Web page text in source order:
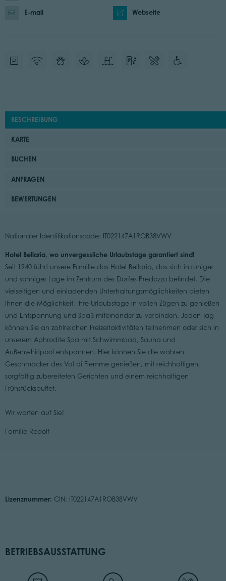
E-mail Webseite
BESCHREIBUNG
KARTE
BUCHEN
ANFRAGEN
BEWERTUNGEN
Nationaler Identifikationscode: IT022147A1ROB38VWV
Hotel Bellaria, wo unvergessliche Urlaubstage garantiert sind!
Seit 1940 führt unsere Familie das Hotel Bellaria, das sich in ruhiger
und sonniger Lage im Zentrum des Dorfes Predazzo befindet. Die
vielseitigen und einladenden Unterhaltungsmöglichkeiten bieten
Ihnen die Möglichkeit, Ihre Urlaubstage in vollen Zügen zu genießen
und Entspannung und Spaß miteinander zu verbinden. Jeden Tag
können Sie an zahlreichen Freizeitaktivitäten teilnehmen oder sich in
unserem Aphrodite Spa mit Schwimmbad, Sauna und
Außenwhirlpool entspannen. Hier können Sie die wahren
Geschmäcker des Val di Fiemme genießen, mit reichhaltigen,
sorgfältig zubereiteten Gerichten und einem reichhaltigen
Frühstücksbuffet.
Wir warten auf Sie!
Familie Redolf
Lizenznummer: CIN: IT022147A1ROB38VWV
BETRIEBSAUSSTATTUNG